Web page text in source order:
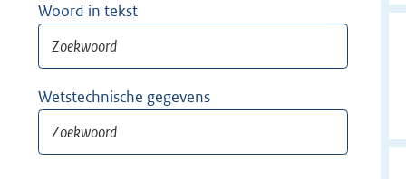
Woord in tekst
Wetstechnische gegevens